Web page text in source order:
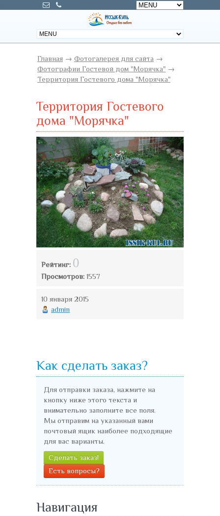
Главная → Фотогалерея для сайта →
Фотографии Гостевой дом "Морячка" →
Территория Гостевого дома "Морячка"
Территория Гостевого
дома "Морячка"
Рейтинг: 0
Просмотров: 1557
10 января 2015
admin
Как сделать заказ?
Для отправки заказа, нажмите на
кнопку ниже этого текста и
внимательно заполните все поля.
Мы отправим на указанный вами
почтовый ящик наиболее подходящие
для вас варианты.
Сделать заказ!
Есть вопросы?
Навигация